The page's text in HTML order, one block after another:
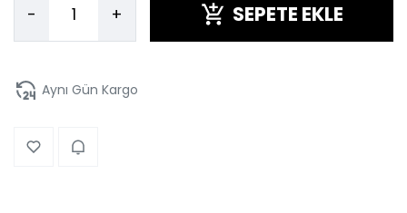
- + SEPETE EKLE
Aynı Gün Kargo